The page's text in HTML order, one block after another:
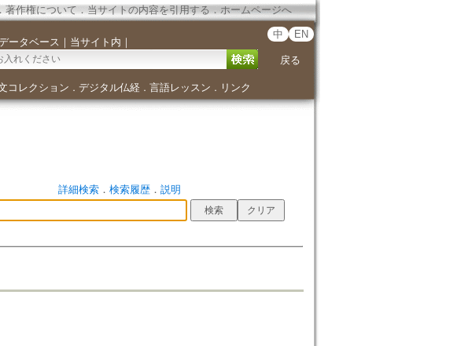
著作権について．当サイトの内容を引用する ． ホームページへ
ータベース ｜ 当サイト内 ｜
中 EN
戻る
コレクション ． デジタル仏経． 言語レッスン ． リンク
詳細検索． 検索履歴． 説明